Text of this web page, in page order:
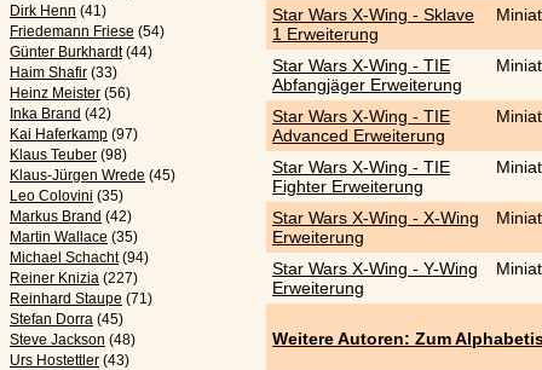
Dirk Henn (41)
Friedemann Friese (54)
Günter Burkhardt (44)
Haim Shafir (33)
Heinz Meister (56)
Inka Brand (42)
Kai Haferkamp (97)
Klaus Teuber (98)
Klaus-Jürgen Wrede (45)
Leo Colovini (35)
Markus Brand (42)
Martin Wallace (35)
Michael Schacht (94)
Reiner Knizia (227)
Reinhard Staupe (71)
Stefan Dorra (45)
Steve Jackson (48)
Urs Hostettler (43)
Star Wars X-Wing - Sklave
1 Erweiterung
Star Wars X-Wing - TIE
Abfangjäger Erweiterung
Star Wars X-Wing - TIE
Advanced Erweiterung
Star Wars X-Wing - TIE
Fighter Erweiterung
Star Wars X-Wing - X-Wing
Erweiterung
Star Wars X-Wing - Y-Wing
Erweiterung
Weitere Autoren: Zum